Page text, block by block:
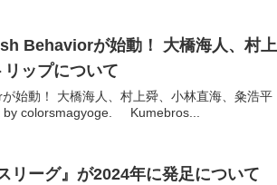
Behaviorが始動！ 大橋海人、村上
ップについて
始動！ 大橋海人、村上舜、小林直海、粂浩平
by colorsmagyoge. Kumebros...
リーグ』が2024年に発足について